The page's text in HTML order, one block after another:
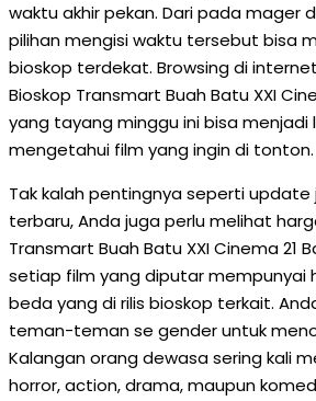
waktu akhir pekan. Dari pada mager
pilihan mengisi waktu tersebut bisa
bioskop terdekat. Browsing di
Bioskop Transmart Buah Batu XXI
yang tayang minggu ini bisa menjadi
mengetahui film yang ingin di tonton.
Tak kalah pentingnya seperti update
terbaru, Anda juga perlu melihat
Transmart Buah Batu XXI Cinema 21
setiap film yang diputar mempunyai
beda yang di rilis bioskop terkait.
teman-teman se gender untuk
Kalangan orang dewasa sering kali
horror, action, drama, maupun